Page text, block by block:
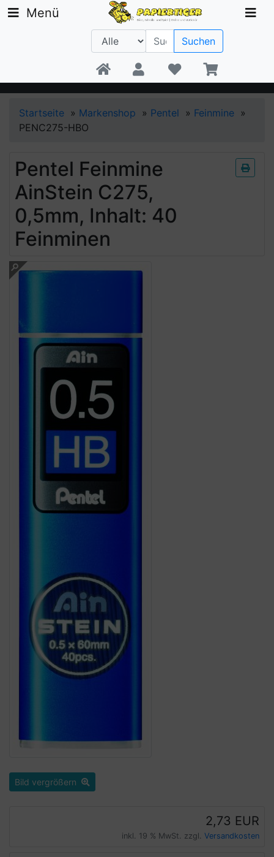
Beratung +49 30 1300 6481
Menü
Suchen
Startseite » Markenshop » Pentel » Feinmine »
PENC275-HBO
Pentel Feinmine
AinStein C275,
0,5mm, Inhalt: 40
Feinminen
Bild vergrößern
2,73 EUR
inkl. 19 % MwSt. zzgl. Versandkosten